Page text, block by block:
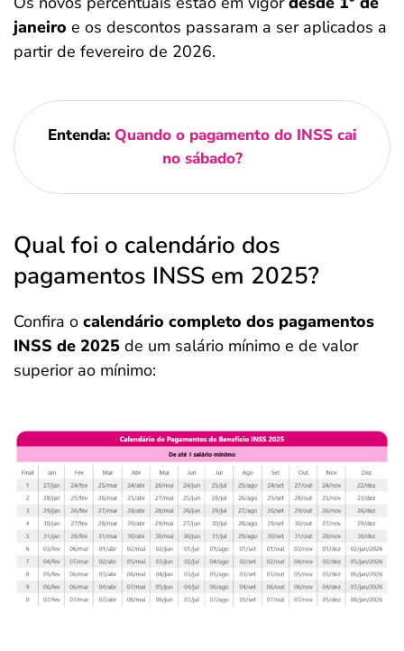
janeiro e os descontos passaram a ser aplicados a
partir de fevereiro de 2026.
Entenda:Quando o pagamento do INSS cai
no sábado?
Qual foi o calendário dos
pagamentos INSS em 2025?
Confira o calendário completo dos pagamentos
INSS de 2025 de um salário mínimo e de valor
superior ao mínimo: